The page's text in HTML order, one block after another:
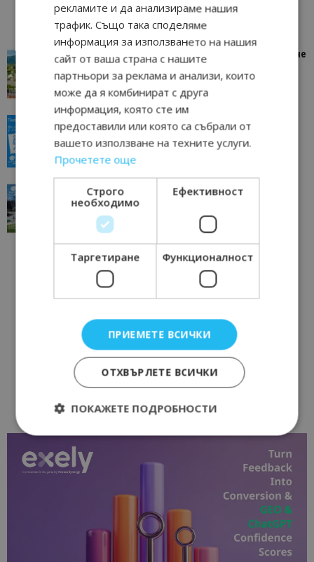
“Пощенска картичка от…”: Петрич – Изживяване
отвъд очакваното
Петрич 11/07/2026 11:22
“Пощенска картичка от…”: Пловдив, градът на
“Пощенска картичка от…”: Перник – град на
традициите, културата и вдъхновяващите...
Перник
рекламите и да анализираме нашия
трафик. Също така споделяме
информация за използването на нашия
сайт от ваша страна с нашите
партньори за реклама и анализи, които
може да я комбинират с друга
информация, която сте им
предоставили или която са събрали от
вашето използване на техните услуги.
Прочетете още
Строго
необходимо
Ефективност
Таргетиране Функционалност
ПРИЕМЕТЕ ВСИЧКИ
ОТХВЪРЛЕТЕ ВСИЧКИ
ПОКАЖЕТЕ ПОДРОБНОСТИ
Строго необходимо
Строго необходимите бисквитки позволяват
основната функционалност на уебсайта, като
потребителско влизане и управление на
акаунта. Уебсайтът не може да се използва